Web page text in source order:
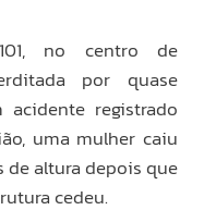
no centro de
por quase
registrado
uma mulher caiu
de altura depois que
cedeu.